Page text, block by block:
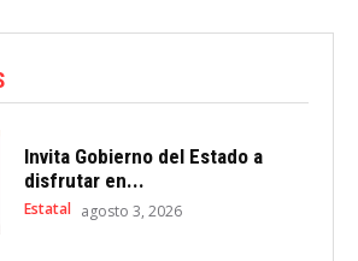
Invita Gobierno del Estado a
disfrutar en...
Estatal agosto 3, 2026